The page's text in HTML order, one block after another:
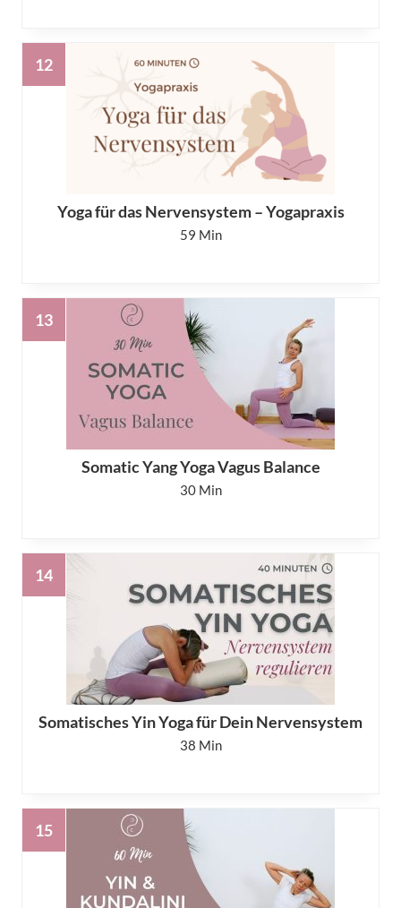
Yoga für das Nervensystem – Yogapraxis
59
Somatic Yang Yoga Vagus Balance
30
Somatisches Yin Yoga für Dein Nervensystem
38